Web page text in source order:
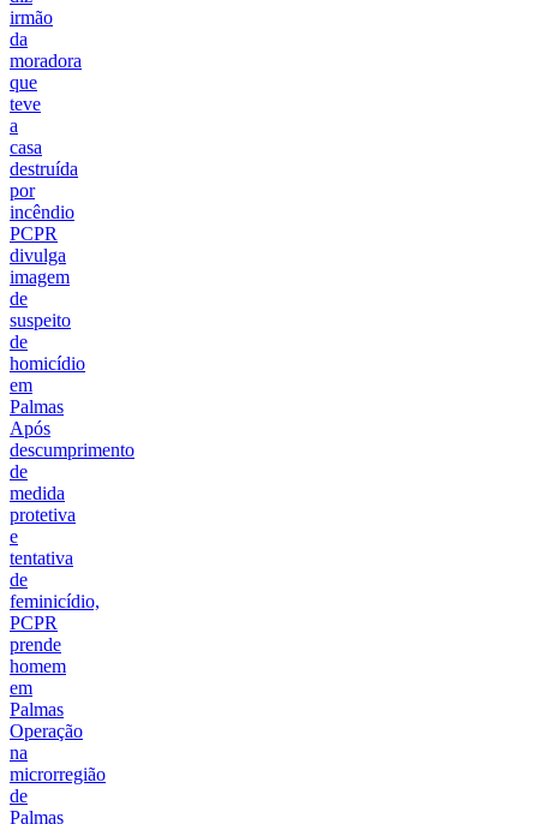
irmão
da
moradora
que
teve
a
casa
destruída
por
incêndio
PCPR
divulga
imagem
de
suspeito
de
homicídio
em
Palmas
Após
descumprimento
de
medida
protetiva
e
tentativa
de
feminicídio,
PCPR
prende
homem
em
Palmas
Operação
na
microrregião
de
Palmas